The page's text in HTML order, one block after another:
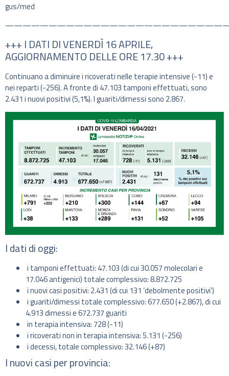
gus/med
+++ I DATI DI VENERDÌ 16 APRILE,
AGGIORNAMENTO DELLE ORE 17.30 +++
Continuano a diminuire i ricoverati nelle terapie intensive (-11) e
nei reparti (-256). A fronte di 47.103 tamponi effettuati, sono
2.431 i nuovi positivi (5,1%). I guariti/dimessi sono 2.867.
I dati di oggi:
i tamponi effettuati: 47.103 (di cui 30.057 molecolari e
17.046 antigenici) totale complessivo: 8.872.725
i nuovi casi positivi: 2.431 (di cui 131 ‘debolmente positivi’)
i guariti/dimessi totale complessivo: 677.650 (+2.867), di cui
4.913 dimessi e 672.737 guariti
in terapia intensiva: 728 (-11)
i ricoverati non in terapia intensiva: 5.131 (-256)
i decessi, totale complessivo: 32.146 (+87)
I nuovi casi per provincia: